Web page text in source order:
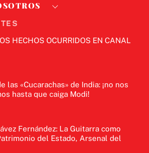
HECHOS OCURRIDOS EN CANAL
las «Cucarachas» de India: ¡no nos
hasta que caiga Modi!
Fernández: La Guitarra como
del Estado, Arsenal del